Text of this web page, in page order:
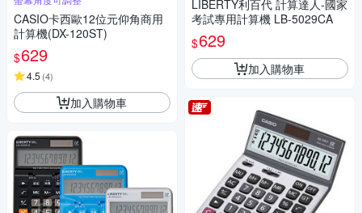
CASIO卡西歐12位元仰角商用
計算機(DX-120ST)
$629
4.5 (4)
加入購物車
LIBERTY利百代 計算達人-國家
考試專用計算機 LB-5029CA
$629
加入購物車